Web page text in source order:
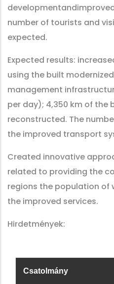
number of tourists and
expected.
Expected results:
using the built
management
per day); 4,350 km of the
reconstructed. The
the improved transport
Created innovative
related to providing the
regions the population of
the improved services.
Hirdetmények:
Csatolmány